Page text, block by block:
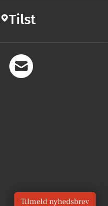
Tilst
Tilmeld nyhedsbrev